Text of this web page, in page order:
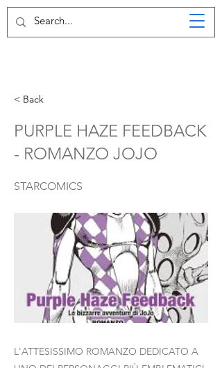
< Back
PURPLE HAZE FEEDBACK
- ROMANZO JOJO
STARCOMICS
L'ATTESISSIMO ROMANZO DEDICATO A